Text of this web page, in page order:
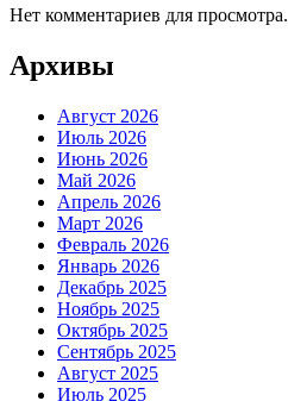
Нет комментариев для просмотра.
Архивы
Август 2026
Июль 2026
Июнь 2026
Май 2026
Апрель 2026
Март 2026
Февраль 2026
Январь 2026
Декабрь 2025
Ноябрь 2025
Октябрь 2025
Сентябрь 2025
Август 2025
Июль 2025